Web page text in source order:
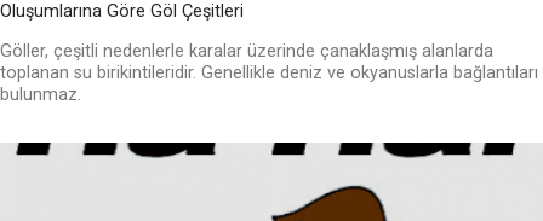
Oluşumlarına Göre Göl Çeşitleri
Göller, çeşitli nedenlerle karalar üzerinde çanaklaşmış alanlarda
toplanan su birikintileridir. Genellikle deniz ve okyanuslarla bağlantıları
bulunmaz.